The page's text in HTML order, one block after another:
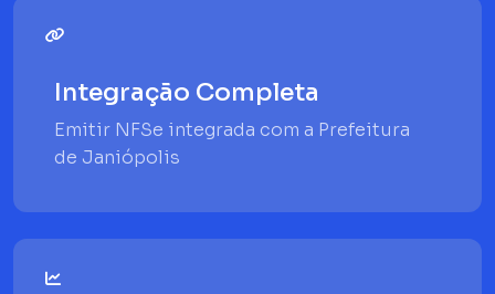
Integração Completa
Emitir NFSe integrada com a Prefeitura
de Janiópolis